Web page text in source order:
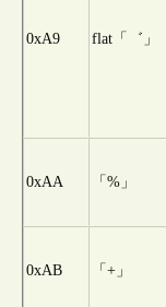
0xA9 flat「゛」
0xAA 「%」
0xAB 「+」